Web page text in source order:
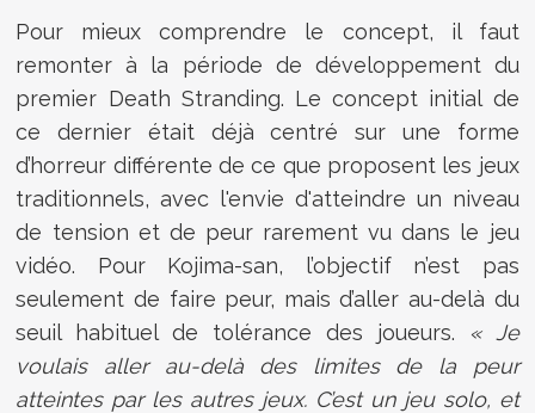
Pour mieux comprendre le concept, il faut
remonter à la période de développement du
premier Death Stranding. Le concept initial de
ce dernier était déjà centré sur une forme
d’horreur différente de ce que proposent les jeux
traditionnels, avec l'envie d'atteindre un niveau
de tension et de peur rarement vu dans le jeu
vidéo. Pour Kojima-san, l’objectif n’est pas
seulement de faire peur, mais d’aller au-delà du
seuil habituel de tolérance des joueurs.
« Je
voulais aller au-delà des limites de la peur
atteintes par les autres jeux. C’est un jeu solo, et